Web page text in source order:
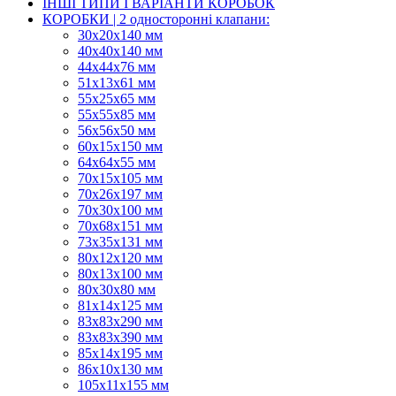
КОРОБКИ | 2 односторонні клапани:
30x20x140 мм
40x40x140 мм
44х44х76 мм
51x13x61 мм
55х25х65 мм
55х55х85 мм
56х56х50 мм
60х15х150 мм
64х64х55 мм
70х15х105 мм
70х26х197 мм
70х30х100 мм
70х68х151 мм
73х35х131 мм
80х12х120 мм
80х13х100 мм
80х30х80 мм
81х14х125 мм
83х83х290 мм
83х83х390 мм
85х14х195 мм
86х10х130 мм
105х11х155 мм